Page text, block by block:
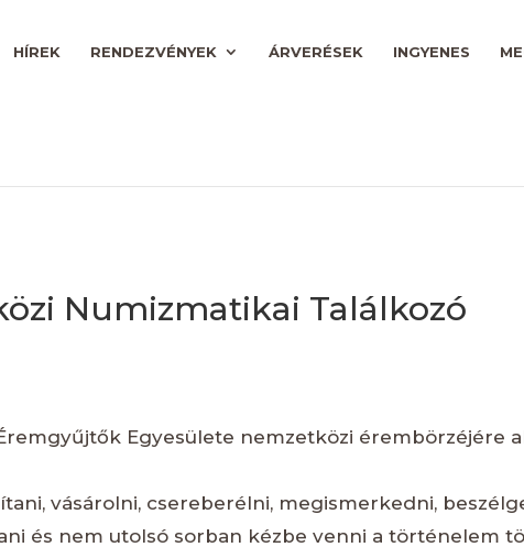
HÍREK RENDEZVÉNYEK ÁRVERÉSEK INGYENES
Numizmatikai Találkozó
Egyesülete nemzetközi érembörzéjére
vásárolni, csereberélni, megismerkedni,
és nem utolsó sorban kézbe venni a történelem